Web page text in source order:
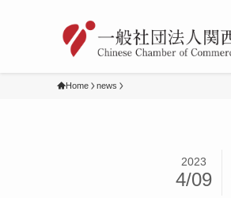
Home news
2023
4/09